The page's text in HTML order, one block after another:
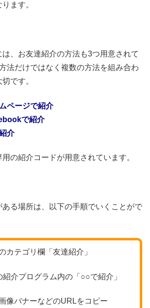
ます。
、お友達紹介の方法も3つ用意されて
法だけではなく複数の方法を組み合わ
です。
ページで紹介
で紹介
介
の紹介コードが用意されています。
ある場所は、以下の手順でいくことがで
カテゴリ欄「友達紹介」
介プログラム内の「○○で紹介」
像バナーなどのURLをコピー